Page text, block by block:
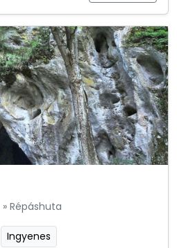
» Répáshuta
Ingyenes